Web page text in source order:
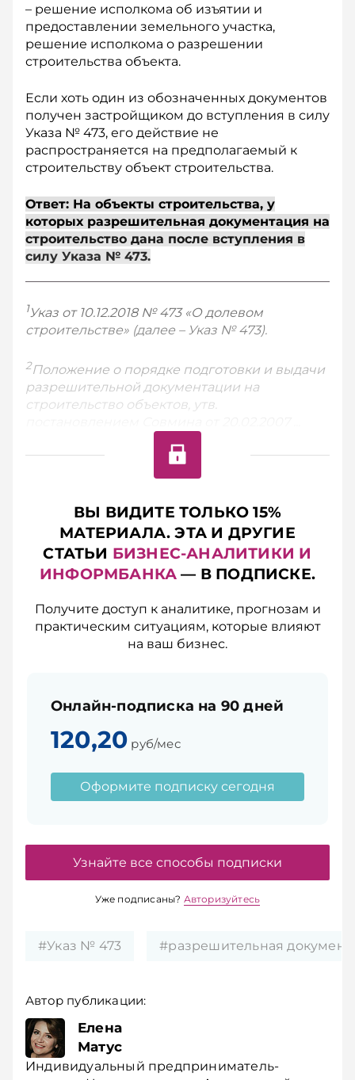
– решение исполкома об изъятии и
предоставлении земельного участка,
решение исполкома о разрешении
строительства объекта.
Если хоть один из обозначенных документов
получен застройщиком до вступления в силу
Указа № 473, его действие не
распространяется на предполагаемый к
строительству объект строительства.
Ответ: На объекты строительства, у
которых разрешительная документация на
строительство дана после вступления в
силу Указа № 473.
1Указ от 10.12.2018 № 473 «О долевом
строительстве» (далее – Указ № 473).
2Положение о порядке подготовки и выдачи
разрешительной документации на
строительство объектов, утв.
ВЫ ВИДИТЕ ТОЛЬКО 15%
МАТЕРИАЛА. ЭТА И ДРУГИЕ
СТАТЬИ БИЗНЕС-АНАЛИТИКИ И
ИНФОРМБАНКА — В ПОДПИСКЕ.
Получите доступ к аналитике, прогнозам и
практическим ситуациям, которые влияют
на ваш бизнес.
Онлайн-подписка на 90 дней
120,20 руб/мес
Оформите подписку сегодня
Узнайте все способы подписки
Уже подписаны? Авторизуйтесь
#Указ № 473 #разрешительная
Автор публикации:
Елена
Матус
Индивидуальный предприниматель-